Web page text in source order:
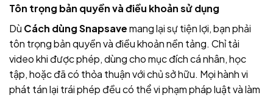
Tôn trọng bản quyền và điều khoản sử dụng
Dù Cách dùng Snapsavemang lại sự tiện lợi, bạn phải
tôn trọng bản quyền và điều khoản nền tảng. Chỉ tải
video khi được phép, dùng cho mục đích cá nhân, học
tập, hoặc đã có thỏa thuận với chủ sở hữu. Mọi hành vi
phát tán lại trái phép đều có thể vi phạm pháp luật và làm